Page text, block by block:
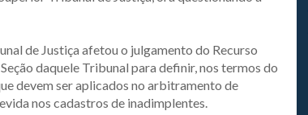
de Justiça afetou o julgamento do Recurso
daquele Tribunal para definir, nos termos do
devem ser aplicados no arbitramento de
nos cadastros de inadimplentes.